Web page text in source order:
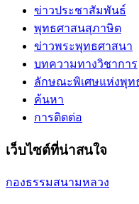
ข่าวประชาสัมพันธ์
พุทธศาสนสุภาษิต
ข่าวพระพุทธศาสนา
บทความทางวิชาการ
ลักษณะพิเศษแห่งพุท
ค้นหา
การติดต่อ
เว็บไซต์ที่น่าสนใจ
กองธรรมสนามหลวง